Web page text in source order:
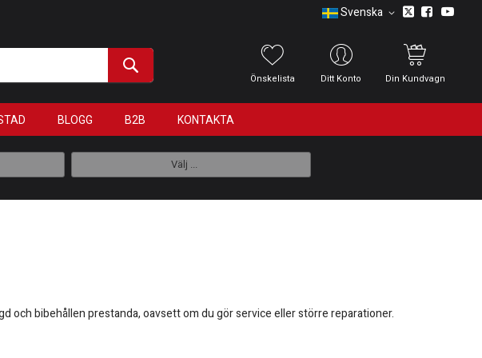
Svenska
Önskelista Ditt Konto Din Kundvagn
BLOGG B2B KONTAKTA
Välj ...
och bibehållen prestanda, oavsett om du gör service eller större reparationer.